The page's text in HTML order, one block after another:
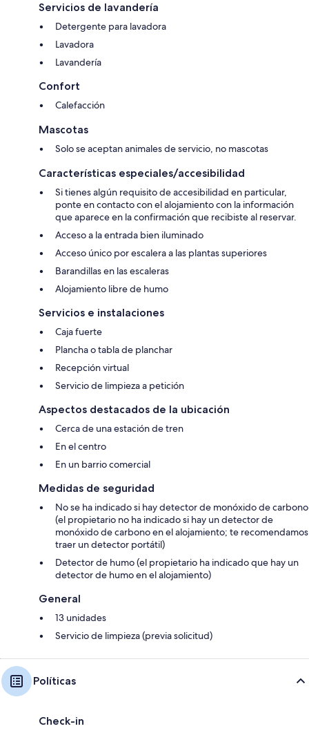
Servicios de lavandería
Detergente para lavadora
Lavadora
Lavandería
Confort
Calefacción
Mascotas
Solo se aceptan animales de servicio, no mascotas
Características especiales/accesibilidad
Si tienes algún requisito de accesibilidad en particular,
ponte en contacto con el alojamiento con la información
que aparece en la confirmación que recibiste al reservar.
Acceso a la entrada bien iluminado
Acceso único por escalera a las plantas superiores
Barandillas en las escaleras
Alojamiento libre de humo
Servicios e instalaciones
Caja fuerte
Plancha o tabla de planchar
Recepción virtual
Servicio de limpieza a petición
Aspectos destacados de la ubicación
Cerca de una estación de tren
En el centro
En un barrio comercial
Medidas de seguridad
No se ha indicado si hay detector de monóxido de carbono
(el propietario no ha indicado si hay un detector de
monóxido de carbono en el alojamiento; te recomendamos
traer un detector portátil)
Detector de humo (el propietario ha indicado que hay un
detector de humo en el alojamiento)
General
13 unidades
Servicio de limpieza (previa solicitud)
Políticas
Check-in